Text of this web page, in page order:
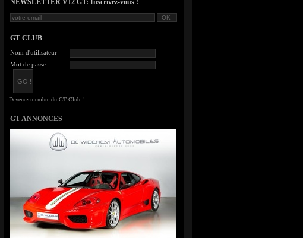
NEWSLETTER V12 GT: Inscrivez-vous !
GT CLUB
Nom d'utilisateur
Mot de passe
GT ANNONCES